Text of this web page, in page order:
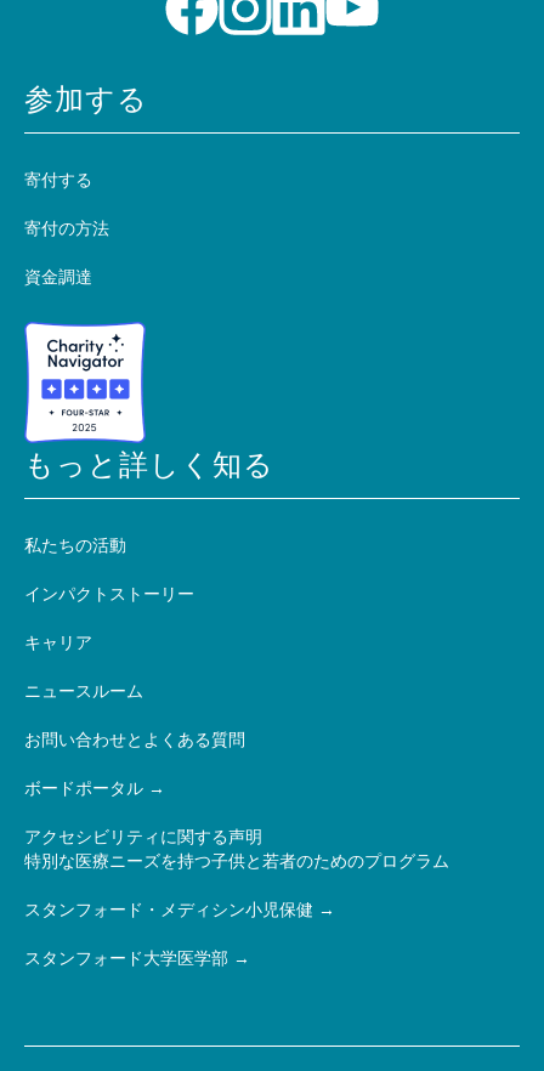
参加する
寄付する
寄付の方法
資金調達
もっと詳しく知る
私たちの活動
インパクトストーリー
キャリア
ニュースルーム
お問い合わせとよくある質問
ボードポータル
アクセシビリティに関する声明
特別な医療ニーズを持つ子供と若者のためのプログラム
スタンフォード・メディシン小児保健
スタンフォード大学医学部